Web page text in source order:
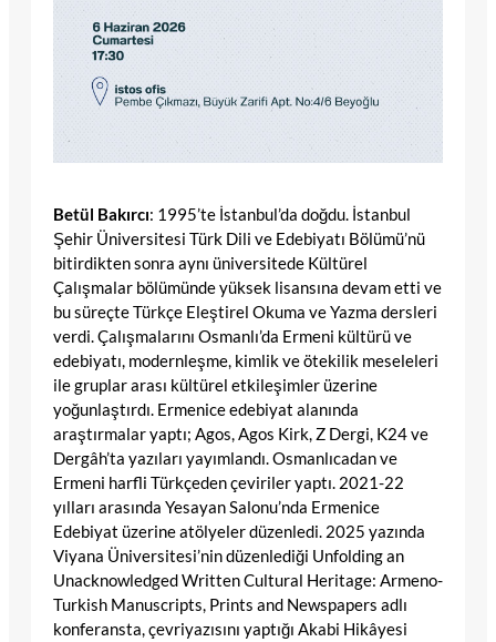
Betül Bakırcı: 1995’te İstanbul’da doğdu. İstanbul
Şehir Üniversitesi Türk Dili ve Edebiyatı Bölümü’nü
bitirdikten sonra aynı üniversitede Kültürel
Çalışmalar bölümünde yüksek lisansına devam etti ve
bu süreçte Türkçe Eleştirel Okuma ve Yazma dersleri
verdi. Çalışmalarını Osmanlı’da Ermeni kültürü ve
edebiyatı, modernleşme, kimlik ve ötekilik meseleleri
ile gruplar arası kültürel etkileşimler üzerine
yoğunlaştırdı. Ermenice edebiyat alanında
araştırmalar yaptı; Agos, Agos Kirk, Z Dergi, K24 ve
Dergâh’ta yazıları yayımlandı. Osmanlıcadan ve
Ermeni harfli Türkçeden çeviriler yaptı. 2021-22
yılları arasında Yesayan Salonu’nda Ermenice
Edebiyat üzerine atölyeler düzenledi. 2025 yazında
Viyana Üniversitesi’nin düzenlediği Unfolding an
Unacknowledged Written Cultural Heritage: Armeno-
Turkish Manuscripts, Prints and Newspapers adlı
konferansta, çevriyazısını yaptığı Akabi Hikâyesi